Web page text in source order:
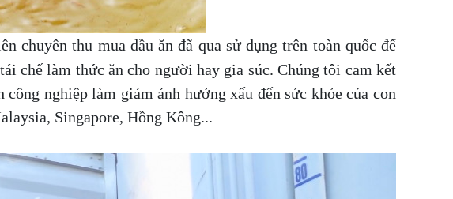
chuyên thu mua dầu ăn đã qua sử dụng trên toàn quốc để
chế làm thức ăn cho người hay gia súc. Chúng tôi cam kết
nghiệp làm giảm ảnh hưởng xấu đến sức khỏe của con
Singapore, Hồng Kông...